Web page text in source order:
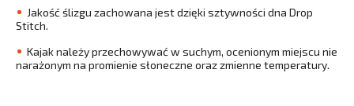
Jakość ślizgu zachowana jest dzięki sztywności dna Drop
Stitch.
Kajak należy przechowywać w suchym, ocenionym miejscu nie
narażonym na promienie słoneczne oraz zmienne temperatury.